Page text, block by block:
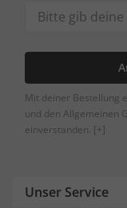
Mit deiner Bestellung
und den Allgemeinen
einverstanden. [+]
Unser Service